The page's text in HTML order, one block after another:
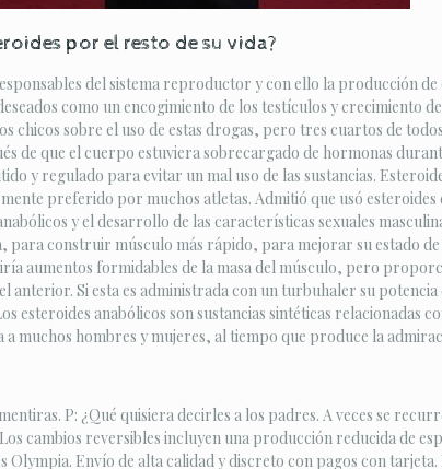
por el resto de su vida?
del sistema reproductor y con ello la producción
como un encogimiento de los testículos y crecimiento
chicos sobre el uso de estas drogas, pero tres cuartos de
de que el cuerpo estuviera sobrecargado de hormonas
y regulado para evitar un mal uso de las sustancias.
preferido por muchos atletas. Admitió que usó
y el desarrollo de las características sexuales
para construir músculo más rápido, para mejorar su estado
aumentos formidables de la masa del músculo, pero
Si esta es administrada con un turbuhaler su
esteroides anabólicos son sustancias sintéticas relacionadas
a muchos hombres y mujeres, al tiempo que produce la
P: ¿Qué quisiera decirles a los padres. A veces se
cambios reversibles incluyen una producción reducida de
Olympia. Envío de alta calidad y discreto con pagos con